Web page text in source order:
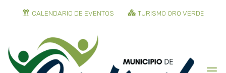
CALENDARIO DE EVENTOS TURISMO ORO VERDE